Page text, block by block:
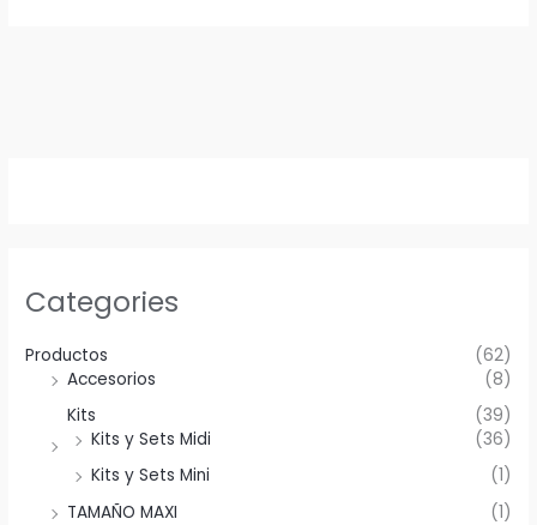
Categories
Productos
(62)
Accesorios
(8)
Kits
(39)
Kits y Sets Midi
(36)
Kits y Sets Mini
(1)
TAMAÑO MAXI
(1)